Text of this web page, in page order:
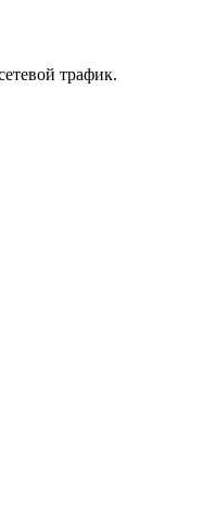
трафик.